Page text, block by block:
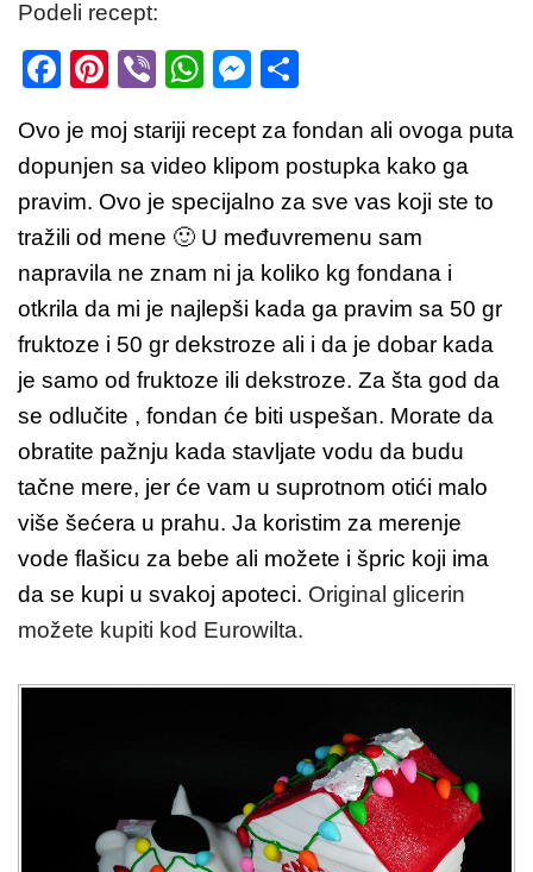
Podeli recept:
F
c
e
b
o
o
k
Pi
er
e
st
Vi
er
W
at
s
A
p
p
M
ss
e
n
g
er
ar
e
Ovo je moj stariji recept za fondan ali ovoga puta
dopunjen sa video klipom postupka kako ga
pravim. Ovo je specijalno za sve vas koji ste to
tražili od mene 🙂 U međuvremenu sam
napravila ne znam ni ja koliko kg fondana i
otkrila da mi je najlepši kada ga pravim sa 50 gr
fruktoze i 50 gr dekstroze ali i da je dobar kada
je samo od fruktoze ili dekstroze. Za šta god da
se odlučite , fondan će biti uspešan. Morate da
obratite pažnju kada stavljate vodu da budu
tačne mere, jer će vam u suprotnom otići malo
više šećera u prahu. Ja koristim za merenje
vode flašicu za bebe ali možete i špric koji ima
da se kupi u svakoj apoteci. Original glicerin
možete kupiti kod Eurowilta.